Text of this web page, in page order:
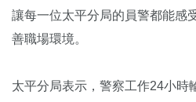
讓每一位太平分局的員警都能感
善職場環境。
太平分局表示，警察工作24小時